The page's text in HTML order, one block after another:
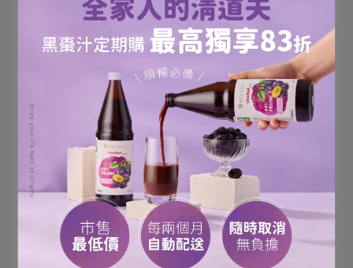
高血壓、胃痛患者要避免刺激冰品
吃冰太快、太多會刺激交感神經，使血管
快速收縮！血管收縮可能引起頭痛、血壓
上升等症狀，腸胃比較弱的人也要特別注
純薑汁，平衡溫補
薑性溫、味辛，是吃冰後的暖和好食材，
吃完冰之後，可以漸進式的先喝溫開水、
再喝杯純薑汁，有祛寒的效果。